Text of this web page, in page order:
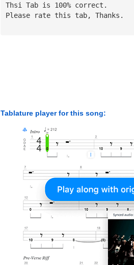
Thsi Tab is 100% correct.
Please rate this tab, Thanks.
Tablature player for this song: